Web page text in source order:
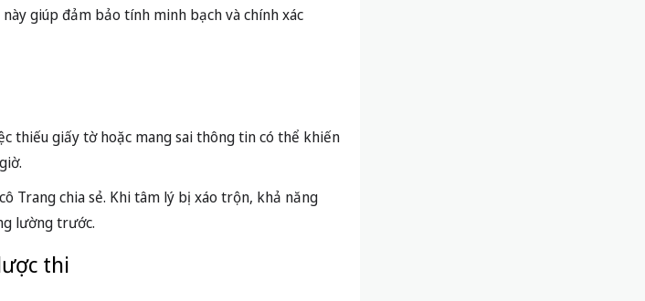
giúp đảm bảo tính minh bạch và chính xác
thiếu giấy tờ hoặc mang sai thông tin có thể khiến
Trang chia sẻ. Khi tâm lý bị xáo trộn, khả năng
lường trước.
thi